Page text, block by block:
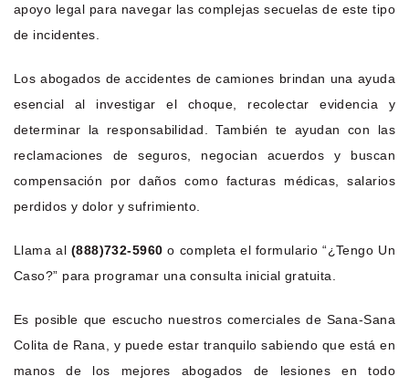
apoyo legal para navegar las complejas secuelas de este tipo
de incidentes.
Los abogados de accidentes de camiones brindan una ayuda
esencial al investigar el choque, recolectar evidencia y
determinar la responsabilidad. También te ayudan con las
reclamaciones de seguros, negocian acuerdos y buscan
compensación por daños como facturas médicas, salarios
perdidos y dolor y sufrimiento.
Llama al (888)732-5960 o completa el formulario “¿Tengo Un
Caso?” para programar una consulta inicial gratuita.
Es posible que escucho nuestros comerciales de Sana-Sana
Colita de Rana, y puede estar tranquilo sabiendo que está en
manos de los mejores abogados de lesiones en todo